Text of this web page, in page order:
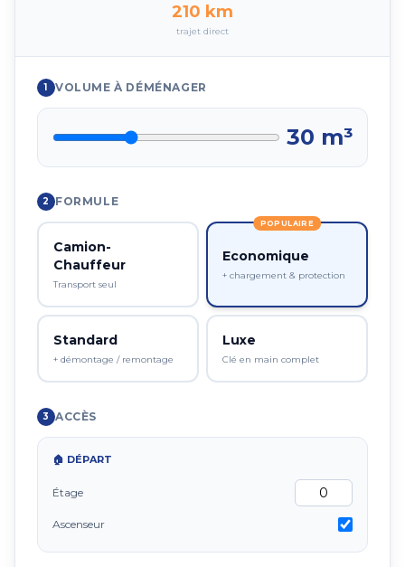
210 km
trajet direct
1 VOLUME À DÉMÉNAGER
30 m³
2 FORMULE
Camion-
Chauffeur
Transport seul
POPULAIRE
Economique
+ chargement & protection
Standard
+ démontage / remontage
Luxe
Clé en main complet
3 ACCÈS
🏠 DÉPART
Étage
Ascenseur